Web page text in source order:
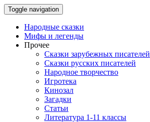
Toggle navigation
Народные сказки
Мифы и легенды
Прочее
Сказки зарубежных писателей
Сказки русских писателей
Народное творчество
Игротека
Кинозал
Загадки
Статьи
Литература 1-11 классы